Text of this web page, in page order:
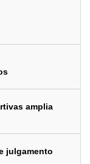
amplia
julgamento